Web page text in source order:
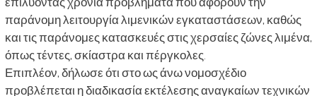
παράνομη λειτουργία λιμενικών εγκαταστάσεων, καθώς
και τις παράνομες κατασκευές στις χερσαίες ζώνες λιμένα,
όπως τέντες, σκίαστρα και πέργκολες.
Επιπλέον, δήλωσε ότι στο ως άνω νομοσχέδιο
προβλέπεται η διαδικασία εκτέλεσης αναγκαίων τεχνικών